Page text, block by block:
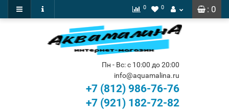
: 0
0 0
Пн - Вс: с 10:00 до 20:00
info@aquamalina.ru
+7 (812) 986-76-76
+7 (921) 182-72-82